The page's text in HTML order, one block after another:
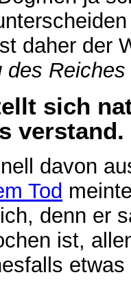
daher der
des
sich
verstand.
davon
Tod
denn er
ist,